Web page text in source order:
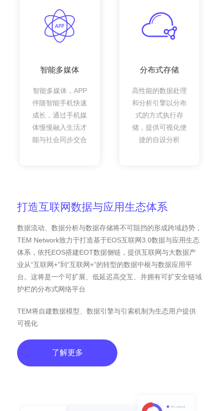
智能多媒体
智能多媒体，APP
伴随智能手机快速
成长，通过手机媒
体慢慢融入生活才
能与社会同步交合
分布式存储
高性能的数据处理
和分析引擎以分布
式的方式执行存
储，提供可视化便
捷的自设分析
打造互联网数据与应用生态体系
数据流动、数据分析与数据存储将不可阻挡的形成跨域趋势，
TEM Network致力于打造基于EOS互联网3.0数据与应用生态
体系，依托EOS搭建EOT数据侧链，提供互联网与大数据产
业从“互联网+”到“互联网+”的转型的数据中枢与数据应用平
台。这将是一个可扩展、低延迟高交互、并拥有可扩安全链域
护栏的分布式网络平台
TEM将自建数据模型、数据引擎与引索机制为生态用户提供
可视化
了解更多